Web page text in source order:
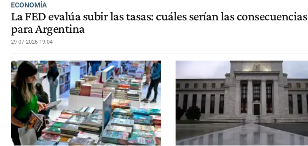
ECONOMÍA
La FED evalúa subir las tasas: cuáles serían las consecuencias
para Argentina
29-07-2026 19:04